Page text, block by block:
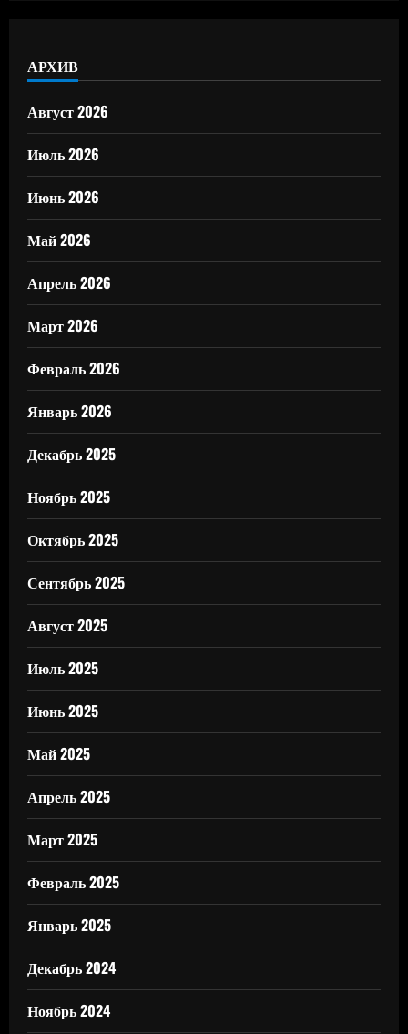
АРХИВ
Август 2026
Июль 2026
Июнь 2026
Май 2026
Апрель 2026
Март 2026
Февраль 2026
Январь 2026
Декабрь 2025
Ноябрь 2025
Октябрь 2025
Сентябрь 2025
Август 2025
Июль 2025
Июнь 2025
Май 2025
Апрель 2025
Март 2025
Февраль 2025
Январь 2025
Декабрь 2024
Ноябрь 2024